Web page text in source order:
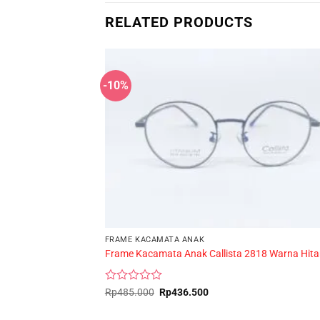
RELATED PRODUCTS
-10%
FRAME KACAMATA ANAK
Frame Kacamata Anak Callista 2818 Warna
Rated
Rp485.000 Original
price
Rp436.500Current